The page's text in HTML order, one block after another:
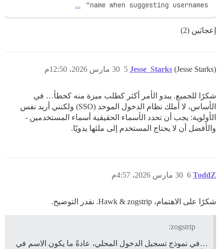
name when suggesting usernames"
…
إعجابَين (2)
Jesse_Starks (Jesse Starks) 30 مارس 2026، 12:50م 5
شكرًا للجميع. يبدو الأمر أكثر كطلب ميزة منه كخطأ… في
الأساس، لا أملك نظام الدخول الموحد (SSO) ولكنني أريد نفس
الأولوية: يجب أن تحدد الأسماء الحقيقية أسماء المستخدمين -
والأفضل أن لا يحتاج المستخدم إلى ملئها يدويًا.
ToddZ 30 مارس 2026، 4:57م 6
شكرًا على الاهتمام، Hawk & zogstrip. نقدر التوضيح.
zogstrip:
…في نموذج تسجيل الدخول المحلي، عادةً ما يكون الاسم في